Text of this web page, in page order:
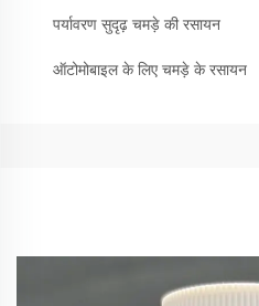
पर्यावरण सुदृढ़ चमड़े की रसायन
ऑटोमोबाइल के लिए चमड़े के रसायन